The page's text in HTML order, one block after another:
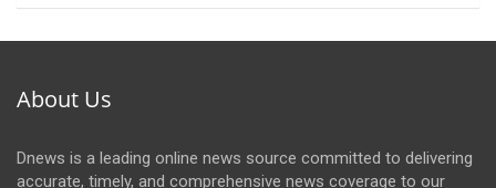
About Us
Dnews is a leading online news source committed to delivering
accurate, timely, and comprehensive news coverage to our